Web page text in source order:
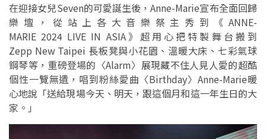
在迎接女兒Seven的可愛誕生後，Anne-Marie宣布全面回歸
樂壇，從站上各大音樂祭主秀到《ANNE-
MARIE 2024 LIVE IN ASIA》超用心把特製舞台搬到
Zepp New Taipei 長板凳與小花園、溫暖大床、七彩氣球
鋼琴等，重磅登場的〈Alarm〉展現藏不住人見人愛的超酷
個性一覽無遺，唱到粉絲愛曲〈Birthday〉Anne-Marie暖
心地說「送給現場今天、明天，跟這個月和這一年生日的大
家。」